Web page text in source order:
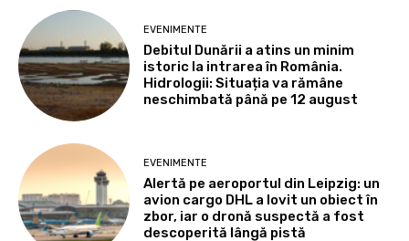
EVENIMENTE
Debitul Dunării a atins un minim
istoric la intrarea în România.
Hidrologii: Situația va rămâne
neschimbată până pe 12 august
EVENIMENTE
Alertă pe aeroportul din Leipzig: un
avion cargo DHL a lovit un obiect în
zbor, iar o dronă suspectă a fost
descoperită lângă pistă